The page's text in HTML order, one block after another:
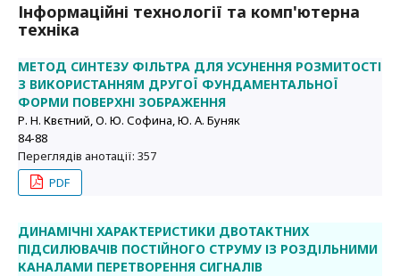
Інформаційні технології та комп'ютерна
техніка
МЕТОД СИНТЕЗУ ФІЛЬТРА ДЛЯ УСУНЕННЯ РОЗМИТОСТІ
З ВИКОРИСТАННЯМ ДРУГОЇ ФУНДАМЕНТАЛЬНОЇ
ФОРМИ ПОВЕРХНІ ЗОБРАЖЕННЯ
Р. Н. Квєтний, О. Ю. Софина, Ю. А. Буняк
84-88
Переглядів анотації: 357
PDF
ДИНАМІЧНІ ХАРАКТЕРИСТИКИ ДВОТАКТНИХ
ПІДСИЛЮВАЧІВ ПОСТІЙНОГО СТРУМУ ІЗ РОЗДІЛЬНИМИ
КАНАЛАМИ ПЕРЕТВОРЕННЯ СИГНАЛІВ